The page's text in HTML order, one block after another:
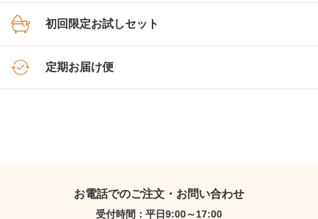
初回限定お試しセット
定期お届け便
お電話でのご注文・お問い合わせ
受付時間：平日9:00～17:00